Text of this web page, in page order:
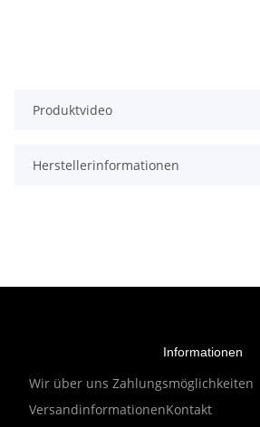
Produktvideo
Herstellerinformationen
Informationen
Wir über uns Zahlungsmöglichkeiten
VersandinformationenKontakt